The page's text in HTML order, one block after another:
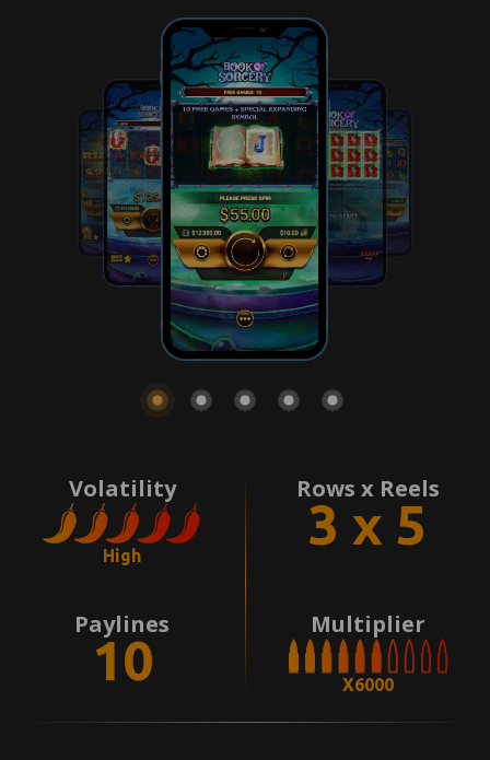
Volatility
High
Rows x Reels
3 x 5
Paylines
10
Multiplier
X6000